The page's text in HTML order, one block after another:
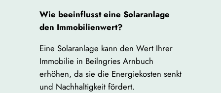
Wie beeinflusst eine Solaranlage
den Immobilienwert?
Eine Solaranlage kann den Wert Ihrer
Immobilie in Beilngries Arnbuch
erhöhen, da sie die Energiekosten senkt
und Nachhaltigkeit fördert.